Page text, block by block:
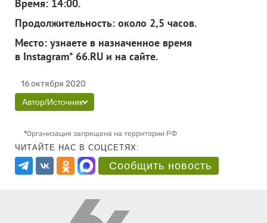
Время: 14:00.
Продолжительность: около 2,5 часов.
Место: узнаете в назначенное время
в Instagram* 66.RU и на сайте.
16 октября 2020
Автор/Источник
*Организация запрещена на территории РФ
ЧИТАЙТЕ НАС В СОЦСЕТЯХ:
Сообщить новость